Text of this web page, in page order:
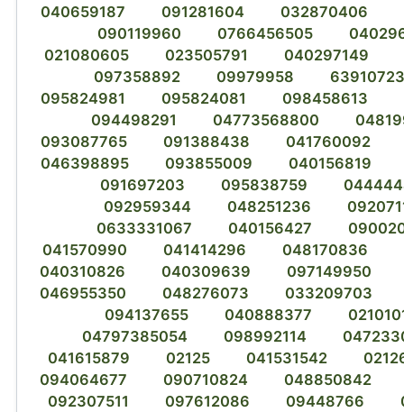
040659187
091281604
032870406
090119960
0766456505
021080605
023505791
040297149
097358892
09979958
095824981
095824081
098458613
094498291
04773568800
093087765
091388438
041760092
046398895
093855009
040156819
091697203
095838759
092959344
048251236
0633331067
040156427
041570990
041414296 048170836
040310826
040309639
097149950
046955350
048276073
033209703
094137655
040888377
04797385054
098992114
041615879
02125 041531542
094064677
090710824
048850842
092307511
097612086 09448766